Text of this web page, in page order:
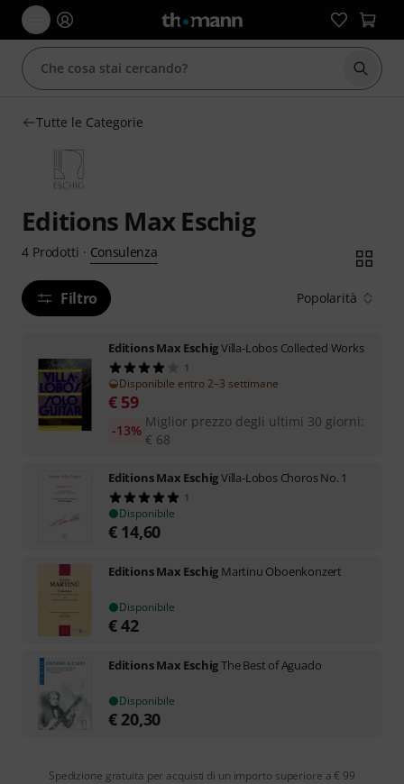
Tutte le Categorie
Editions Max Eschig
4 Prodotti · Consulenza
Filtro Popolarità
Editions Max EschigVilla-Lobos Collected Works
1
Disponibile entro 2–3 settimane
€ 59
Miglior prezzo degli ultimi 30 giorni:
€ 68
-13%
Editions Max EschigVilla-Lobos Choros No. 1
1
Disponibile
€ 14,60
Editions Max Eschig Martinu Oboenkonzert
Disponibile
€42
Editions Max EschigThe Best of Aguado
Disponibile
€ 20,30
Spedizione gratuita per acquisti di un importo superiore a € 99